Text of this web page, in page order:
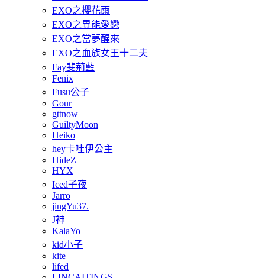
EXO之櫻花雨
EXO之異能愛戀
EXO之當夢醒來
EXO之血族女王十二夫
Fay斐荊藍
Fenix
Fusu公子
Gour
gttnow
GuiltyMoon
Heiko
hey卡哇伊公主
HideZ
HYX
Iced子夜
Jarro
jingYu37.
J神
KalaYo
kid小子
kite
lifed